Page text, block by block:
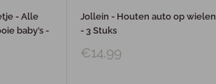
- Alle
baby’s -
Jollein - Houten auto op wielen
- 3 Stuks
€14,99